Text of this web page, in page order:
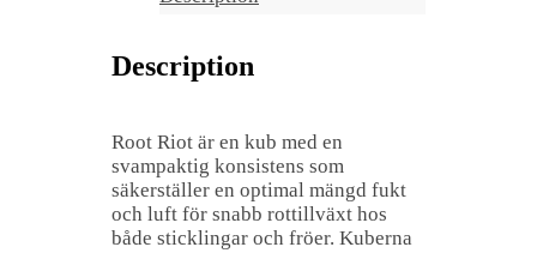
Description
Root Riot är en kub med en
svampaktig konsistens som
säkerställer en optimal mängd fukt
och luft för snabb rottillväxt hos
både sticklingar och fröer. Kuberna